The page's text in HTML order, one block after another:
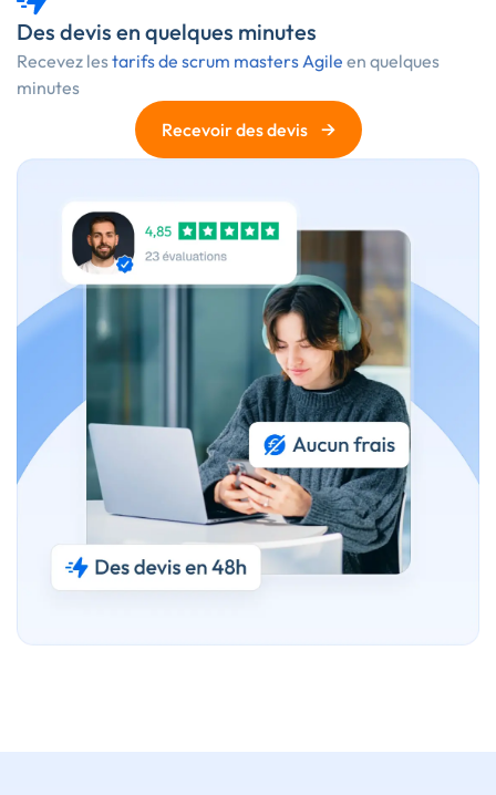
Des devis en quelques minutes
Recevez lestarifs de scrum masters Agile en quelques
minutes
Recevoir des devis
→